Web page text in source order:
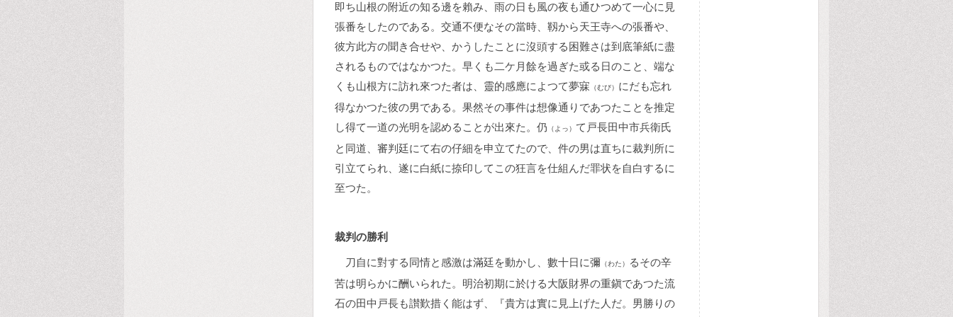
即ち山根の附近の知る邊を賴み、雨の日も風の夜も通ひつめて一心に見
張番をしたのである。交通不便なその當時、靱から天王寺への張番や、
彼方此方の聞き合せや、かうしたことに沒頭する困難さは到底筆紙に盡
されるものではなかつた。早くも二ケ月餘を過ぎた或る日のこと、端な
くも山根方に訪れ來つた者は、靈的感應によつて夢寐 （むび） にだも忘れ
得なかつた彼の男である。果然その事件は想像通りであつたことを推定
し得て一道の光明を認めることが出來た。仍 （よっ） て戸長田中市兵衛氏
と同道、審判廷にて右の仔細を申立てたので、件の男は直ちに裁判所に
引立てられ、遂に白紙に捺印してこの狂言を仕組んだ罪状を自白するに
至つた。
裁判の勝利
刀自に對する同情と感激は滿廷を動かし、數十日に彌 （わた）
るその辛
苦は明らかに酬いられた。明治初期に於ける大阪財界の重鎭であつた流
石の田中戸長も讃歎措く能はず、『貴方は實に見上げた人だ。男勝りの